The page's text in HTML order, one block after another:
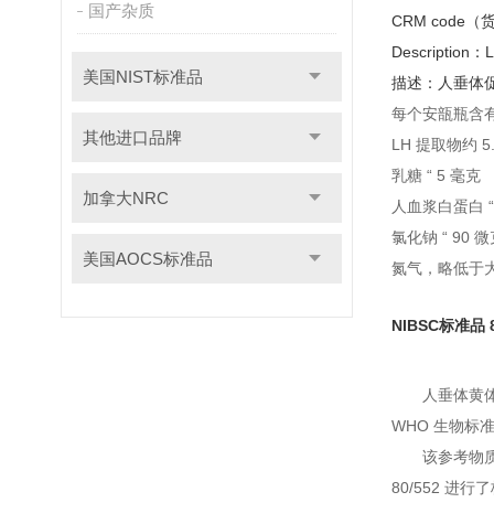
国产杂质
美国NIST标准品
其他进口品牌
加拿大NRC
美国AOCS标准品
CRM code（
Description：
描述：人垂体
每个安瓿瓶含
LH 提取物约
乳糖 “ 5 毫克
人血浆白蛋白
氯化钠 “ 90 微
氮气，略低于
NIBSC标准品
人垂体黄
WHO 生物标
该参考物
80/552 进行